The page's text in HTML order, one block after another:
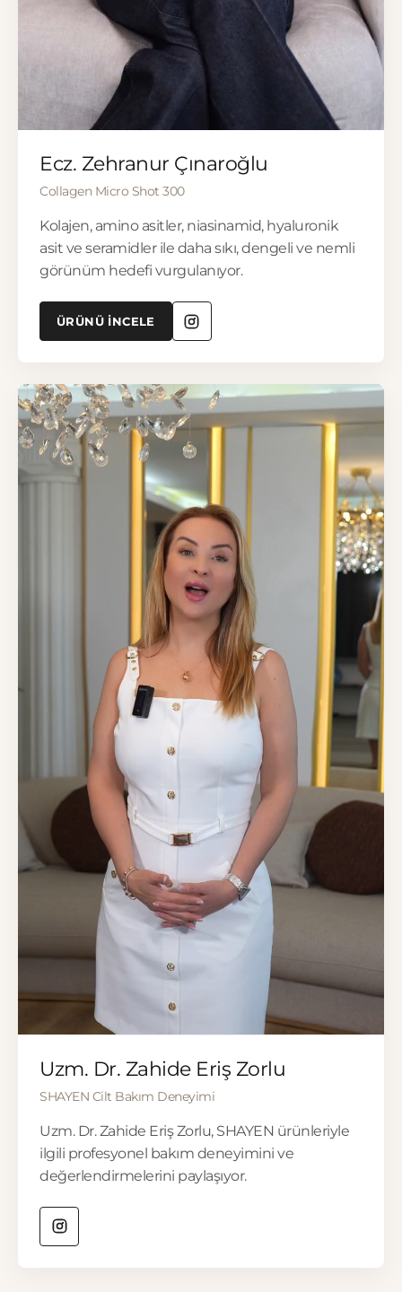
▶
Ecz. Zehranur Çınaroğlu
Collagen Micro Shot 300
Kolajen, amino asitler, niasinamid, hyaluronik
asit ve seramidler ile daha sıkı, dengeli ve nemli
görünüm hedefi vurgulanıyor.
ÜRÜNÜ İNCELE
▶
Uzm. Dr. Zahide Eriş Zorlu
SHAYEN Cilt Bakım Deneyimi
Uzm. Dr. Zahide Eriş Zorlu, SHAYEN ürünleriyle
ilgili profesyonel bakım deneyimini ve
değerlendirmelerini paylaşıyor.